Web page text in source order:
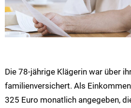
Die 78-jährige Klägerin war über
familienversichert. Als
325 Euro monatlich angegeben,